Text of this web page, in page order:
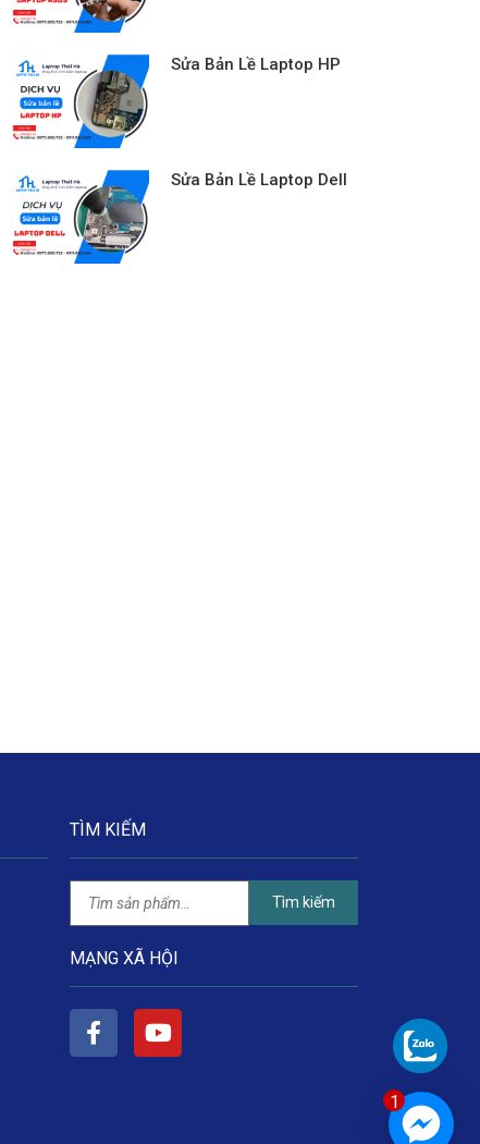
Sửa Bản Lề Laptop HP
Sửa Bản Lề Laptop Dell
TÌM KIẾM
Tìm kiếm
MẠNG XÃ HỘI
1